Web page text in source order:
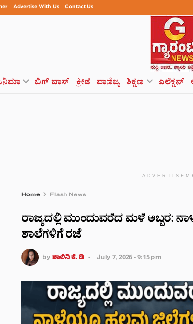
Advertise With Us Contact Us
ಬಿಗ್ ಬಾಸ್ ಕ್ರೀಡೆ ವಾಣಿಜ್ಯ ಶಿಕ್ಷಣ ಎಲೆಕ್ಷನ್
Home Flash News
ರಾಜ್ಯದಲ್ಲಿ ಮುಂದುವರೆದ ಮಳೆ ಅಬ್ಬರ:
ಶಾಲೆಗಳಿಗೆ ರಜೆ
by ಶಾಲಿನಿ ಕೆ. ಡಿ July 7, 2026 - 9:15 pm